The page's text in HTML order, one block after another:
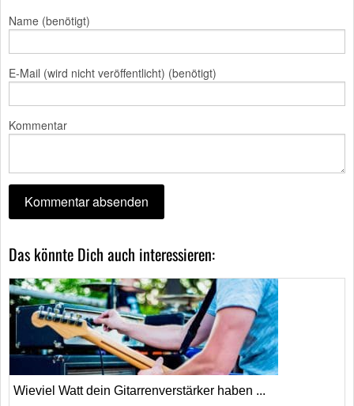
Name (benötigt)
E-Mail (wird nicht veröffentlicht) (benötigt)
Kommentar
Das könnte Dich auch interessieren:
Wieviel Watt dein Gitarrenverstärker haben ...